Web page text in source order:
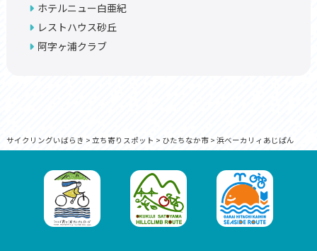
ホテルニュー白亜紀
レストハウス砂丘
阿字ヶ浦クラブ
サイクリングいばらき > 立ち寄りスポット > ひたちなか市> 浜ベーカリィあじぱん